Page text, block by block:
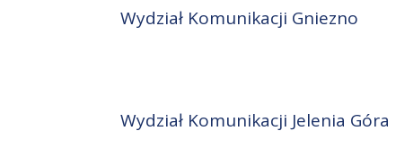
Wydział Komunikacji Gniezno
Wydział Komunikacji Jelenia Góra